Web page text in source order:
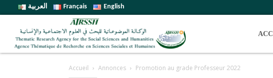
العربية Français English
Accueil Annonces Promotion au grade Professeur 2022